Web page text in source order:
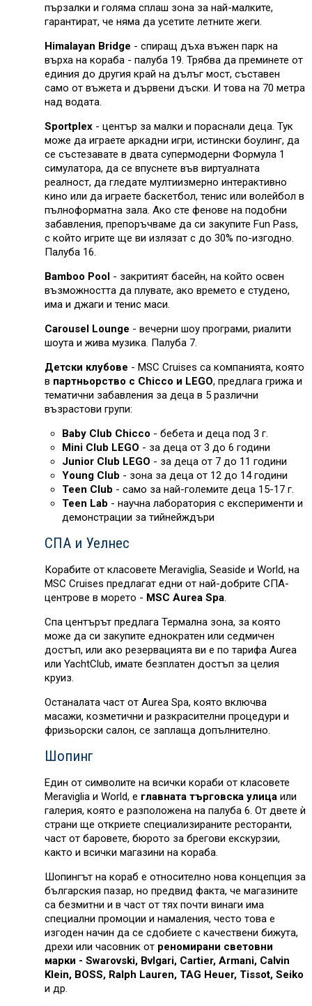
пързалки и голяма сплаш зона за най-малките,
гарантират, че няма да усетите летните жеги.
Himalayan Bridge - спиращ дъха въжен парк на
върха на кораба - палуба 19. Трябва да преминете от
единия до другия край на дълъг мост, съставен
само от въжета и дървени дъски. И това на 70 метра
над водата.
Sportplex- център за малки и пораснали деца. Тук
може да играете аркадни игри, истински боулинг, да
се състезавате в двата супермодерни Формула 1
симулатора, да се впуснете във виртуалната
реалност, да гледате мултиизмерно интерактивно
кино или да играете баскетбол, тенис или волейбол в
пълноформатна зала. Ако сте фенове на подобни
забавления, препоръчваме да си закупите Fun Pass,
с който игрите ще ви излязат с до 30% по-изгодно.
Палуба 16.
Bamboo Pool- закритият басейн, на който освен
възможността да плувате, ако времето е студено,
има и джаги и тенис маси.
Carousel Lounge - вечерни шоу програми, риалити
шоута и жива музика. Палуба 7.
Детски клубове - MSC Cruises са компанията, която
в партньорство с Chicco и LEGO, предлага грижа и
тематични забавления за деца в 5 различни
възрастови групи:
Baby Club Chicco - бебета и деца под 3 г.
Mini Club LEGO - за деца от 3 до 6 години
Junior Club LEGO - за деца от 7 до 11 години
Young Club - зона за деца от 12 до 14 години
Teen Club - само за най-големите деца 15-17 г.
Teen Lab - научна лаборатория с експерименти и
демонстрации за тийнейждъри
СПА и Уелнес
Корабите от класовете Meraviglia, Seaside и World, на
MSC Cruises предлагат едни от най-добрите СПА-
центрове в морето - MSC Aurea Spa.
Спа центърът предлага Термална зона, за която
може да си закупите еднократен или седмичен
достъп, или ако резервацията ви е по тарифа Aurea
или YachtClub, имате безплатен достъп за целия
круиз.
Останалата част от Aurea Spa, която включва
масажи, козметични и разкрасителни процедури и
фризьорски салон, се заплаща допълнително.
Шопинг
Един от символите на всички кораби от класовете
Meraviglia и World, е главната търговска улицаили
галерия, която е разположена на палуба 6. От двете ѝ
страни ще откриете специализираните ресторанти,
част от баровете, бюрото за брегови екскурзии,
както и всички магазини на кораба.
Шопингът на кораб е относително нова концепция за
българския пазар, но предвид факта, че магазините
са безмитни и в част от тях почти винаги има
специални промоции и намаления, често това е
изгоден начин да се сдобиете с качествени бижута,
дрехи или часовник от реномирани световни
марки - Swarovski, Bvlgari, Cartier, Armani, Calvin
Klein, BOSS, Ralph Lauren, TAG Heuer, Tissot, Seiko
и др.